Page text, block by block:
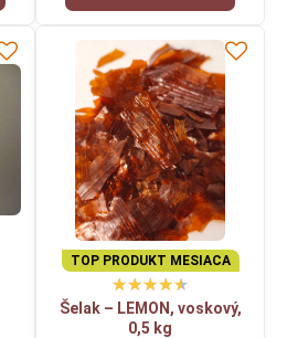
TOP PRODUKT MESIACA
Šelak – LEMON, voskový,
0,5 kg